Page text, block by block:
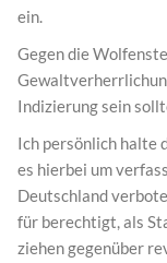
ein.
Gegen die
Indizierung sein
Ich persönlich halte
es hierbei um
Deutschland
für berechtigt, als
ziehen gegenüber